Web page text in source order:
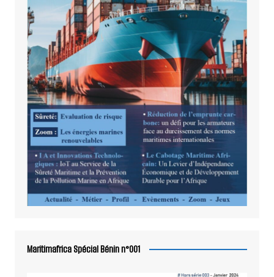
Maritimafrica Spécial Bénin n°001